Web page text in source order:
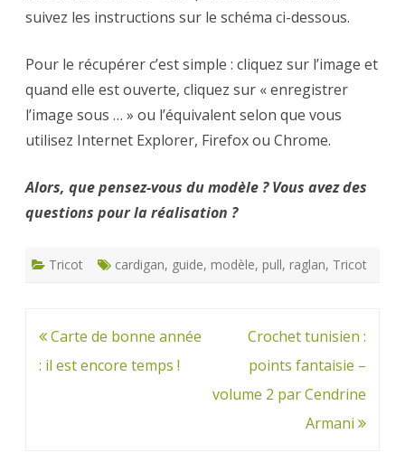
suivez les instructions sur le schéma ci-dessous.
Pour le récupérer c’est simple : cliquez sur l’image et
quand elle est ouverte, cliquez sur « enregistrer
l’image sous … » ou l’équivalent selon que vous
utilisez Internet Explorer, Firefox ou Chrome.
Alors, que pensez-vous du modèle ? Vous avez des
questions pour la réalisation ?
Tricot cardigan, guide, modèle, pull, raglan, Tricot
Navigation
de
Carte de bonne année
: il est encore temps !
Crochet tunisien :
points fantaisie –
volume 2 par Cendrine
Armani